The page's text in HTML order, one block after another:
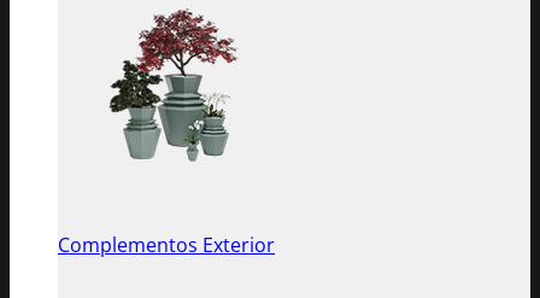
Complementos Exterior